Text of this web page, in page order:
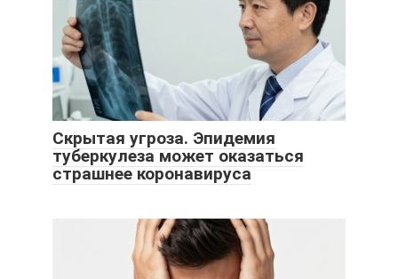
Скрытая угроза. Эпидемия
туберкулеза может оказаться
страшнее коронавируса